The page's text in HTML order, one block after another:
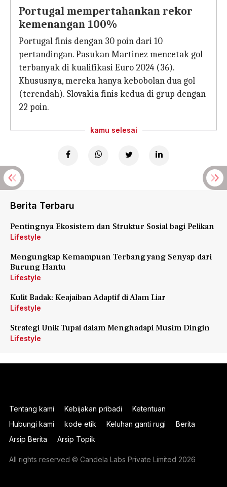
Portugal mempertahankan rekor
kemenangan 100%
Portugal finis dengan 30 poin dari 10
pertandingan. Pasukan Martinez mencetak gol
terbanyak di kualifikasi Euro 2024 (36).
Khususnya, mereka hanya kebobolan dua gol
(terendah). Slovakia finis kedua di grup dengan
22 poin.
kamu selesai
Berita Terbaru
Pentingnya Ekosistem dan Struktur Sosial bagi Pelikan
Lifestyle
Mengungkap Kemampuan Terbang yang Senyap dari
Burung Hantu
Lifestyle
Kulit Badak: Keajaiban Adaptif di Alam Liar
Lifestyle
Strategi Unik Tupai dalam Menghadapi Musim Dingin
Lifestyle
Tentang kami Kebijakan pribadi
Ketentuan
Hubungi kami
kode etik Keluhan ganti rugi
Berita
Arsip Berita
Arsip Topik
All rights reserved © Candela Labs Private Limited 2026